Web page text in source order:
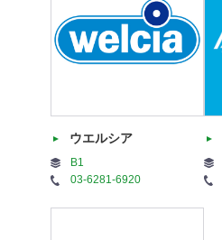
ウエルシア
B1
03-6281-6920